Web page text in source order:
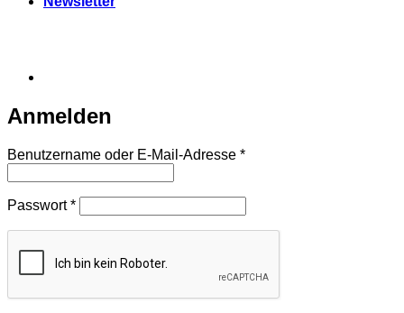
Anmelden
Benutzername oder E-Mail-Adresse *Erforderlich
Passwort*Erforderlich